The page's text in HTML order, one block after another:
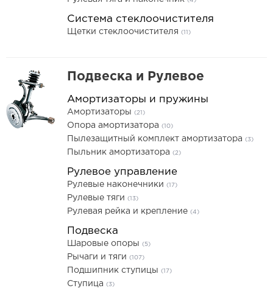
Система стеклоочистителя
Щетки стеклоочистителя (11)
Подвеска и Рулевое
Амортизаторы и пружины
Амортизаторы (21)
Опора амортизатора (10)
Пылезащитный комплект амортизатора (3)
Пыльник амортизатора (2)
Рулевое управление
Рулевые наконечники (17)
Рулевые тяги (13)
Рулевая рейка и крепление (4)
Подвеска
Шаровые опоры (5)
Рычаги и тяги (107)
Подшипник ступицы (17)
Ступица (3)